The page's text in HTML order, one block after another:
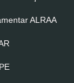
ALRAA